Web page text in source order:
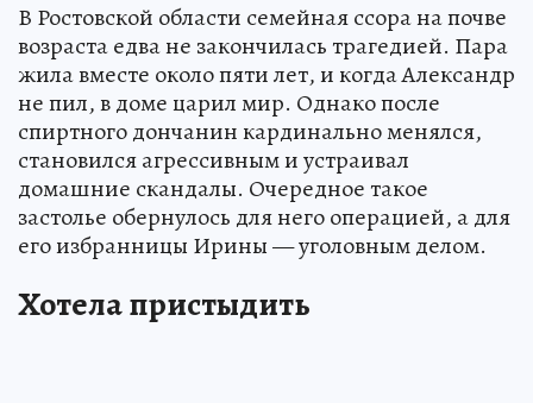
В Ростовской области семейная ссора на почве
возраста едва не закончилась трагедией. Пара
жила вместе около пяти лет, и когда Александр
не пил, в доме царил мир. Однако после
спиртного дончанин кардинально менялся,
становился агрессивным и устраивал
домашние скандалы. Очередное такое
застолье обернулось для него операцией, а для
его избранницы Ирины — уголовным делом.
Хотела пристыдить